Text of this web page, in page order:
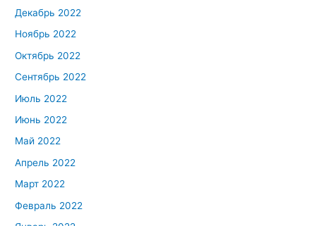
Декабрь 2022
Ноябрь 2022
Октябрь 2022
Сентябрь 2022
Июль 2022
Июнь 2022
Май 2022
Апрель 2022
Март 2022
Февраль 2022